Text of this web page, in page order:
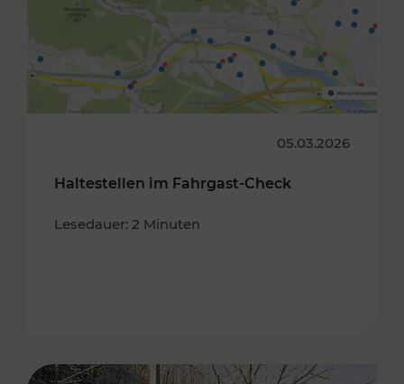
05.03.2026
Haltestellen im Fahrgast-Check
Lesedauer: 2 Minuten